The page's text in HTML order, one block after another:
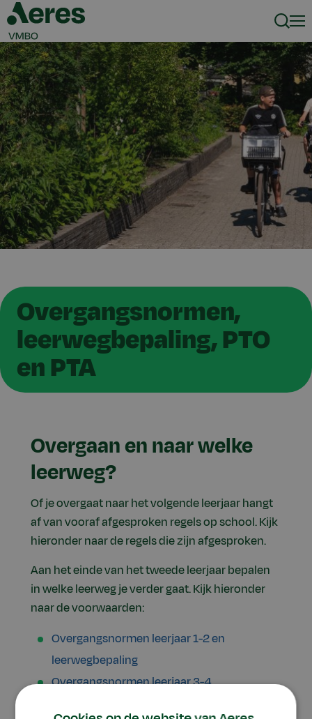
Overgangsnormen,
leerwegbepaling, PTO
en PTA
Overgaan en naar welke
leerweg?
Of je overgaat naar het volgende leerjaar hangt
af van vooraf afgesproken regels op school. Kijk
hieronder naar de regels die zijn afgesproken.
Aan het einde van het tweede leerjaar bepalen
in welke leerweg je verder gaat. Kijk hieronder
naar de voorwaarden:
Overgangsnormen leerjaar 1-2 en
leerwegbepaling
Overgangsnormen leerjaar 3-4